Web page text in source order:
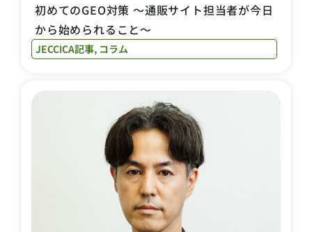
初めてのGEO対策 〜通販サイト担当者が今日
から始められること〜
JECCICA記事, コラム